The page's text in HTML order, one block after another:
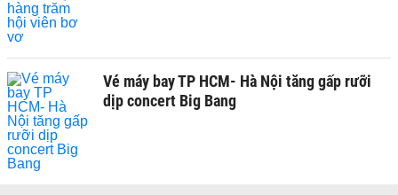
Vé máy bay TP HCM- Hà Nội tăng gấp rưỡi
dịp concert Big Bang